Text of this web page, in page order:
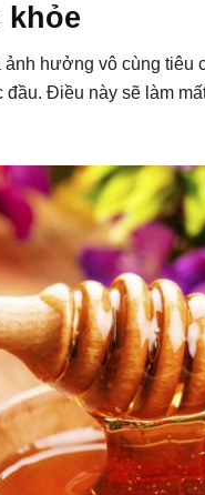
hưởng vô cùng tiêu
Điều này sẽ làm